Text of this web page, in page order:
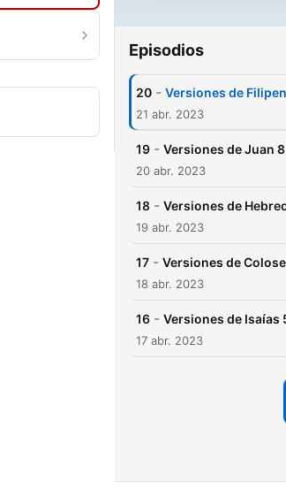
Episodios
20 - Versiones de
21 abr. 2023
19 - Versiones de Juan
20 abr. 2023
18 - Versiones de
19 abr. 2023
17 - Versiones de
18 abr. 2023
16 - Versiones de Isaías
17 abr. 2023